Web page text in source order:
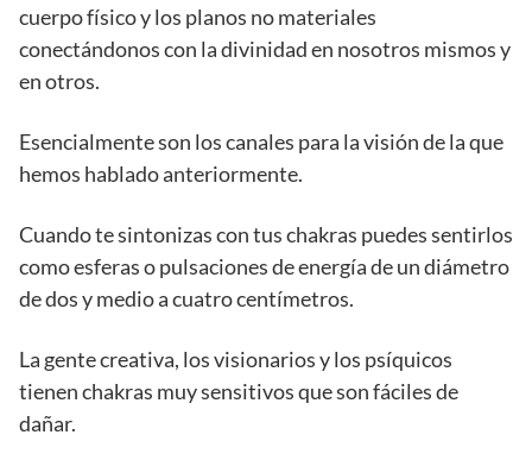
cuerpo físico y los planos no materiales
conectándonos con la divinidad en nosotros mismos y
en otros.
Esencialmente son los canales para la visión de la que
hemos hablado anteriormente.
Cuando te sintonizas con tus chakras puedes sentirlos
como esferas o pulsaciones de energía de un diámetro
de dos y medio a cuatro centímetros.
La gente creativa, los visionarios y los psíquicos
tienen chakras muy sensitivos que son fáciles de
dañar.